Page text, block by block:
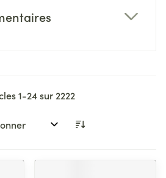
1-24sur 2222